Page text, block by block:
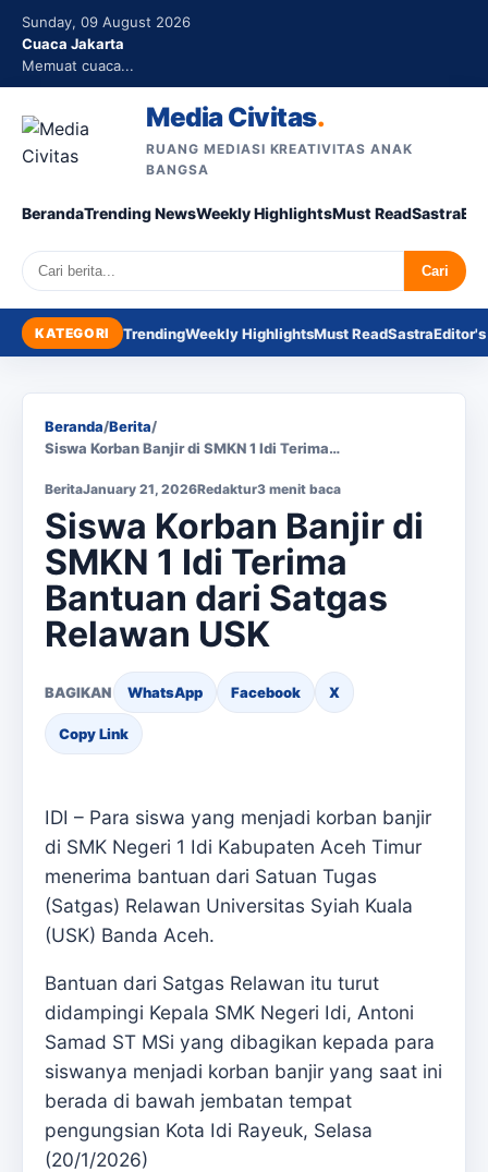
Sunday, 09 August 2026
Cuaca Jakarta
Memuat cuaca...
Media Civitas.
RUANG MEDIASI KREATIVITAS ANAK
BANGSA
BerandaTrending NewsWeekly HighlightsMust ReadSastra
Search Cari
KATEGORI TrendingWeekly HighlightsMust ReadSastra
Beranda/Berita/
Siswa Korban Banjir di SMKN 1 Idi Terima…
BeritaJanuary 21, 2026Redaktur3 menit baca
Siswa Korban Banjir di
SMKN 1 Idi Terima
Bantuan dari Satgas
Relawan USK
BAGIKAN WhatsApp Facebook X
Copy Link
IDI – Para siswa yang menjadi korban banjir
di SMK Negeri 1 Idi Kabupaten Aceh Timur
menerima bantuan dari Satuan Tugas
(Satgas) Relawan Universitas Syiah Kuala
(USK) Banda Aceh.
Bantuan dari Satgas Relawan itu turut
didampingi Kepala SMK Negeri Idi, Antoni
Samad ST MSi yang dibagikan kepada para
siswanya menjadi korban banjir yang saat ini
berada di bawah jembatan tempat
pengungsian Kota Idi Rayeuk, Selasa
(20/1/2026)